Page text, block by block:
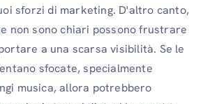
sforzi di marketing. D'altro canto,
non sono chiari possono frustrare
a una scarsa visibilità. Se le
sfocate, specialmente
musica, allora potrebbero